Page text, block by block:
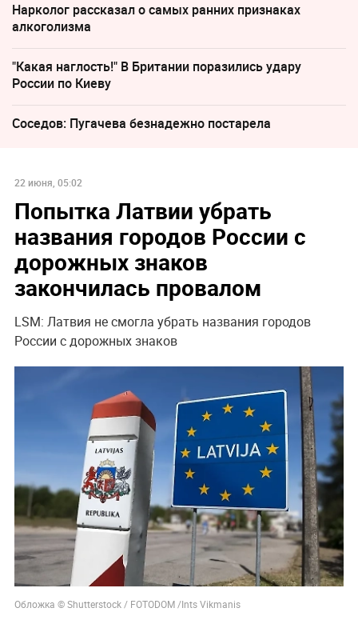
Нарколог рассказал о самых ранних признаках
алкоголизма
"Какая наглость!" В Британии поразились удару
России по Киеву
Соседов: Пугачева безнадежно постарела
22 июня, 05:02
Попытка Латвии убрать
названия городов России с
дорожных знаков
закончилась провалом
LSM: Латвия не смогла убрать названия городов
России с дорожных знаков
Обложка © Shutterstock / FOTODOM /Ints Vikmanis